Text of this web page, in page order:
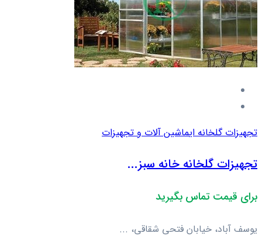
تجهیزات گلخانه ایماشین آلات و تجهیزات
تجهیزات گلخانه خانه سبز...
برای قیمت تماس بگیرید
یوسف آباد، خیابان فتحی شقاقی، ...